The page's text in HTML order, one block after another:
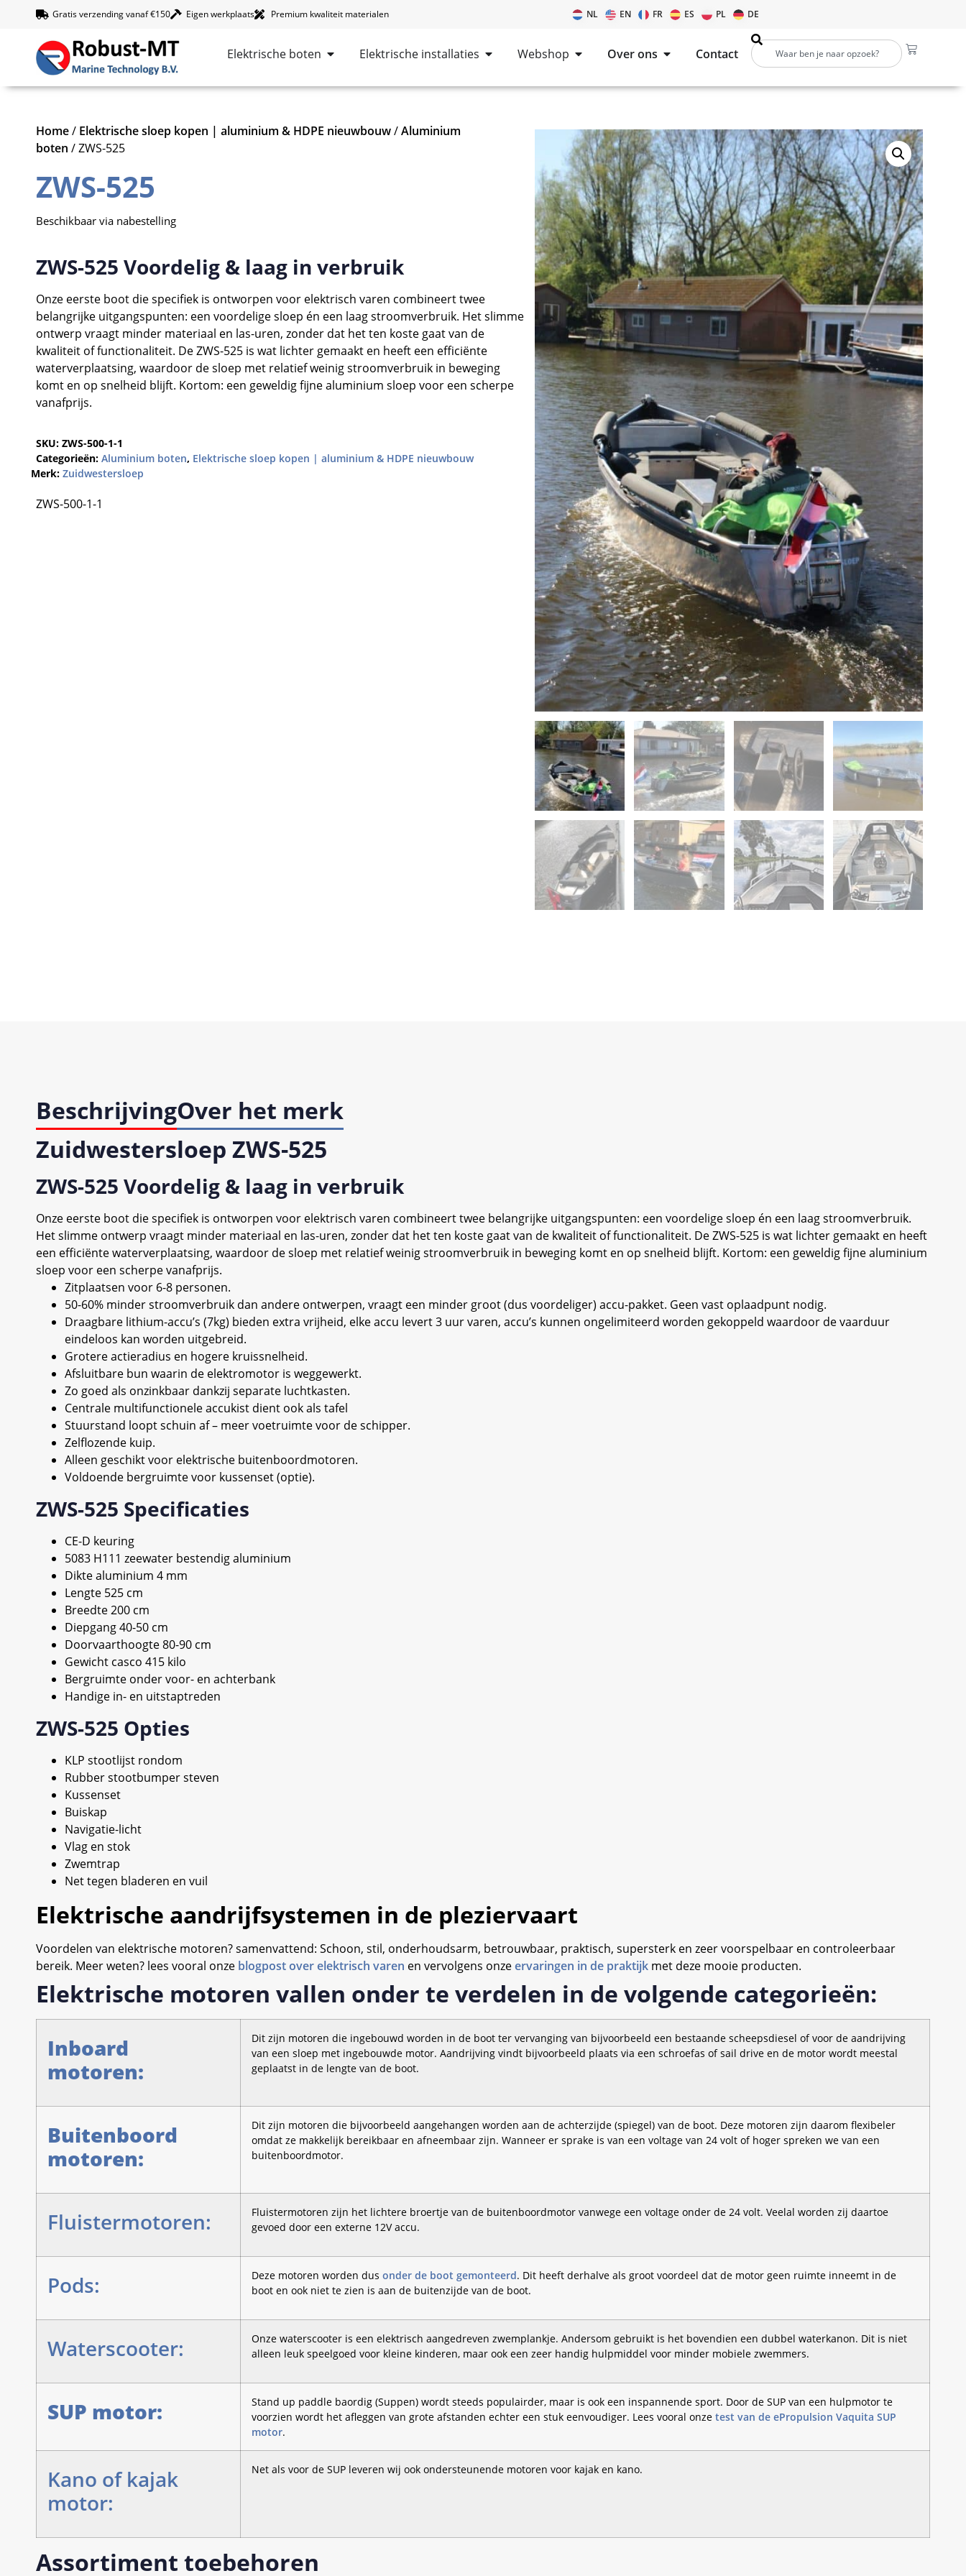
Gratis verzending vanaf €150 Eigen werkplaats Premium kwaliteit materialen NL EN FR ES PL DE
Elektrische boten Elektrische installaties Webshop Over ons Contact
Home/ Elektrische sloep kopen | aluminium & HDPE nieuwbouw/Aluminium
boten / ZWS-525
ZWS-525
Beschikbaar via nabestelling
ZWS-525 Voordelig & laag in verbruik
Onze eerste boot die specifiek is ontworpen voor elektrisch varen combineert twee
belangrijke uitgangspunten: een voordelige sloep én een laag stroomverbruik. Het slimme
ontwerp vraagt minder materiaal en las-uren, zonder dat het ten koste gaat van de
kwaliteit of functionaliteit. De ZWS-525 is wat lichter gemaakt en heeft een efficiënte
waterverplaatsing, waardoor de sloep met relatief weinig stroomverbruik in beweging
komt en op snelheid blijft. Kortom: een geweldig fijne aluminium sloep voor een scherpe
vanafprijs.
SKU: ZWS-500-1-1
Categorieën: Aluminium boten, Elektrische sloep kopen | aluminium & HDPE nieuwbouw
Merk: Zuidwestersloep
ZWS-500-1-1
BeschrijvingOver het merk
Zuidwestersloep ZWS-525
ZWS-525 Voordelig & laag in verbruik
Onze eerste boot die specifiek is ontworpen voor elektrisch varen combineert twee belangrijke uitgangspunten: een voordelige sloep én een laag stroomverbruik.
Het slimme ontwerp vraagt minder materiaal en las-uren, zonder dat het ten koste gaat van de kwaliteit of functionaliteit. De ZWS-525 is wat lichter gemaakt en heeft
een efficiënte waterverplaatsing, waardoor de sloep met relatief weinig stroomverbruik in beweging komt en op snelheid blijft. Kortom: een geweldig fijne aluminium
sloep voor een scherpe vanafprijs.
Zitplaatsen voor 6-8 personen.
50-60% minder stroomverbruik dan andere ontwerpen, vraagt een minder groot (dus voordeliger) accu-pakket. Geen vast oplaadpunt nodig.
Draagbare lithium-accu’s (7kg) bieden extra vrijheid, elke accu levert 3 uur varen, accu’s kunnen ongelimiteerd worden gekoppeld waardoor de vaarduur
eindeloos kan worden uitgebreid.
Grotere actieradius en hogere kruissnelheid.
Afsluitbare bun waarin de elektromotor is weggewerkt.
Zo goed als onzinkbaar dankzij separate luchtkasten.
Centrale multifunctionele accukist dient ook als tafel
Stuurstand loopt schuin af – meer voetruimte voor de schipper.
Zelflozende kuip.
Alleen geschikt voor elektrische buitenboordmotoren.
Voldoende bergruimte voor kussenset (optie).
ZWS-525 Specificaties
CE-D keuring
5083 H111 zeewater bestendig aluminium
Dikte aluminium 4 mm
Lengte 525 cm
Breedte 200 cm
Diepgang 40-50 cm
Doorvaarthoogte 80-90 cm
Gewicht casco 415 kilo
Bergruimte onder voor- en achterbank
Handige in- en uitstaptreden
ZWS-525 Opties
KLP stootlijst rondom
Rubber stootbumper steven
Kussenset
Buiskap
Navigatie-licht
Vlag en stok
Zwemtrap
Net tegen bladeren en vuil
Elektrische aandrijfsystemen in de pleziervaart
Voordelen van elektrische motoren? samenvattend: Schoon, stil, onderhoudsarm, betrouwbaar, praktisch, supersterk en zeer voorspelbaar en controleerbaar
bereik. Meer weten? lees vooral onze blogpost over elektrisch varen en vervolgens onzeervaringen in de praktijk met deze mooie producten.
Elektrische motoren vallen onder te verdelen in de volgende categorieën:
Inboard
motoren:
Dit zijn motoren die ingebouwd worden in de boot ter vervanging van bijvoorbeeld een bestaande scheepsdiesel of voor de aandrijving
van een sloep met ingebouwde motor. Aandrijving vindt bijvoorbeeld plaats via een schroefas of sail drive en de motor wordt meestal
geplaatst in de lengte van de boot.
Buitenboord
motoren:
Dit zijn motoren die bijvoorbeeld aangehangen worden aan de achterzijde (spiegel) van de boot. Deze motoren zijn daarom flexibeler
omdat ze makkelijk bereikbaar en afneembaar zijn. Wanneer er sprake is van een voltage van 24 volt of hoger spreken we van een
buitenboordmotor.
Fluistermotoren:
Fluistermotoren zijn het lichtere broertje van de buitenboordmotor vanwege een voltage onder de 24 volt. Veelal worden zij daartoe
gevoed door een externe 12V accu.
Pods: Deze motoren worden dus onder de boot gemonteerd. Dit heeft derhalve als groot voordeel dat de motor geen ruimte inneemt in de
boot en ook niet te zien is aan de buitenzijde van de boot.
Waterscooter:
Onze waterscooter is een elektrisch aangedreven zwemplankje. Andersom gebruikt is het bovendien een dubbel waterkanon. Dit is niet
alleen leuk speelgoed voor kleine kinderen, maar ook een zeer handig hulpmiddel voor minder mobiele zwemmers.
SUP motor:
Stand up paddle baordig (Suppen) wordt steeds populairder, maar is ook een inspannende sport. Door de SUP van een hulpmotor te
voorzien wordt het afleggen van grote afstanden echter een stuk eenvoudiger. Lees vooral onze test van de ePropulsion Vaquita SUP
motor.
Kano of kajak
motor:
Net als voor de SUP leveren wij ook ondersteunende motoren voor kajak en kano.
Assortiment toebehoren